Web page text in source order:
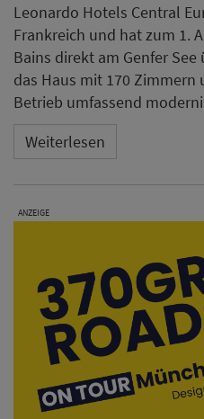
Leonardo Hotels Central
Frankreich und hat zum 1.
Bains direkt am Genfer
das Haus mit 170
Betrieb umfassend
Weiterlesen
ANZEIGE